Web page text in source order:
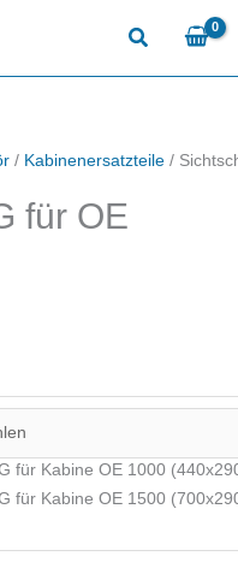
/ Kabinenersatzteile /
für OE
für Kabine OE 1000
für Kabine OE 1500